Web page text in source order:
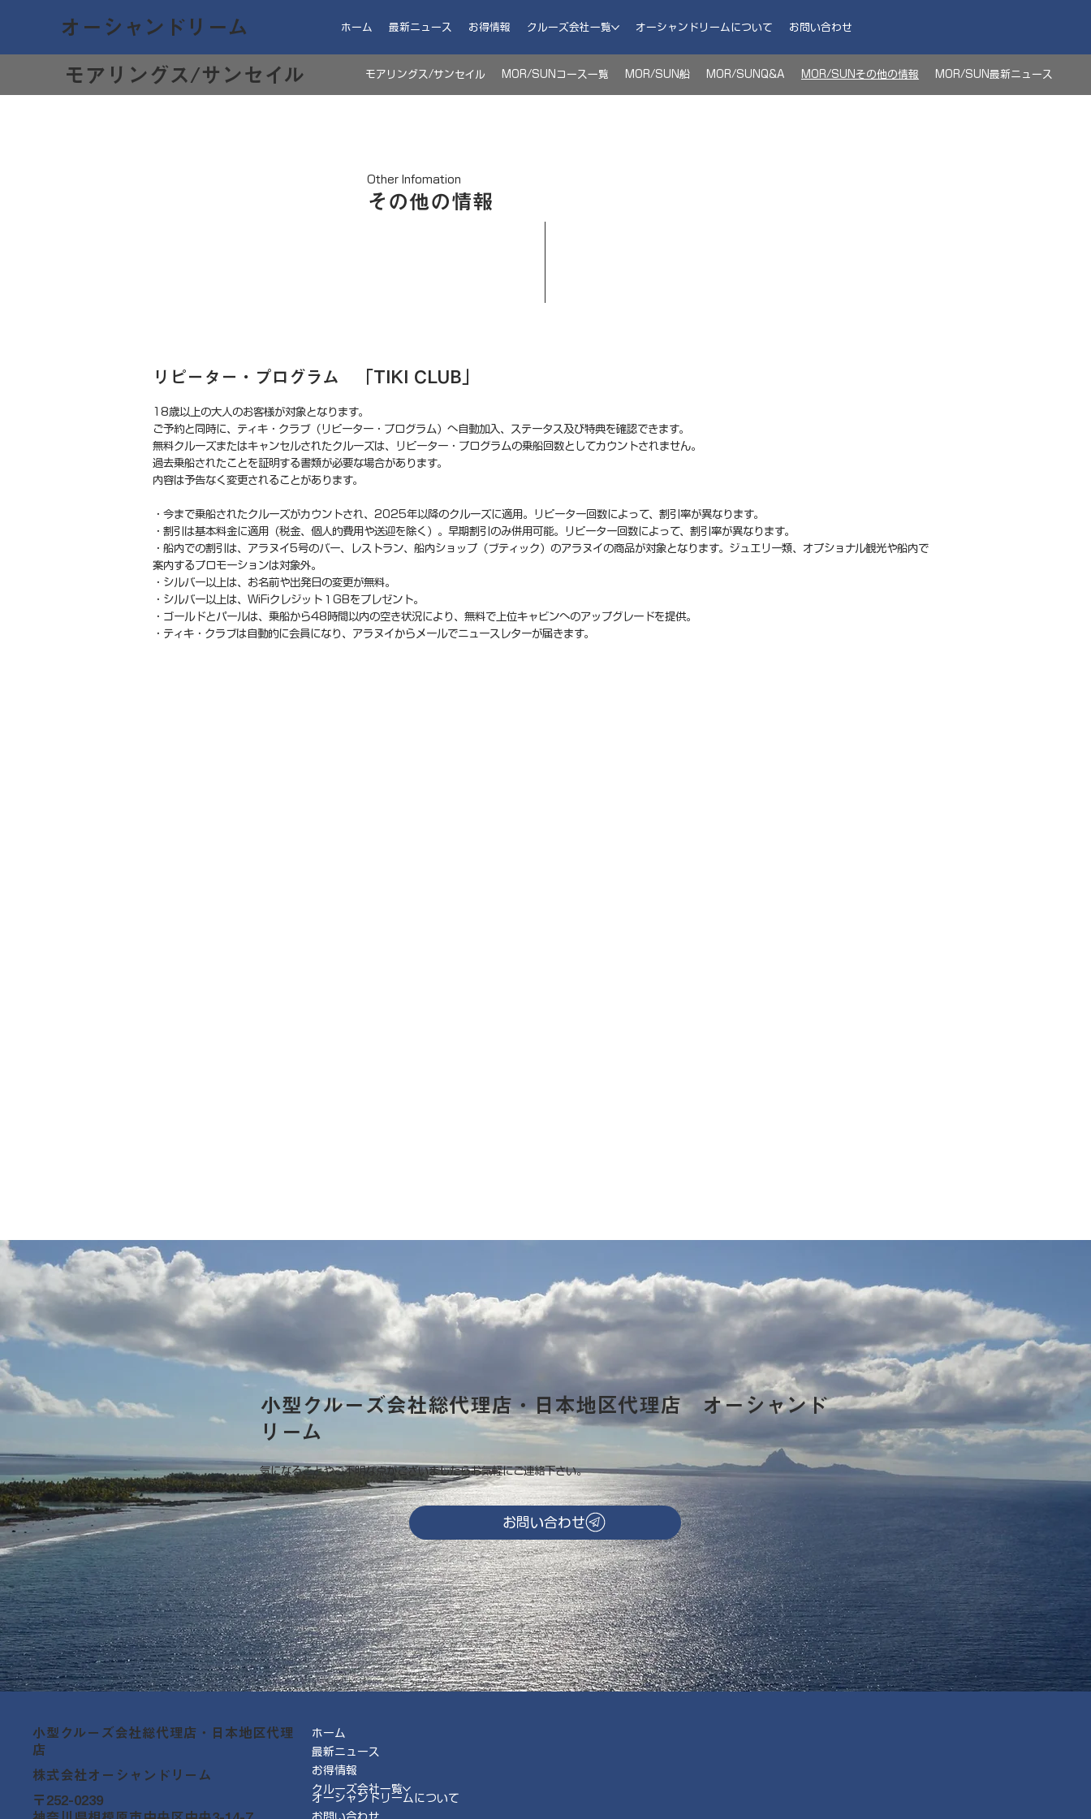
オーシャンドリーム ホーム 最新ニュース お得情報 クルーズ会社一覧 オーシャンドリームについて お問い合わせ
モアリングス/サンセイル モアリングス/サンセイル MOR/SUNコース一覧 MOR/SUN船 MOR/SUNQ&A MOR/SUNその他の情報 MOR/SUN最新ニュース
Other Infomation
その他の情報
リピーター・プログラム 「TIKI CLUB」
18歳以上の大人のお客様が対象となります。
ご予約と同時に、ティキ・クラブ（リピーター・プログラム）へ自動加入、ステータス及び特典を確認できます。
無料クルーズまたはキャンセルされたクルーズは、リピーター・プログラムの乗船回数としてカウントされません。
過去乗船されたことを証明する書類が必要な場合があります。
内容は予告なく変更されることがあります。
・今まで乗船されたクルーズがカウントされ、2025年以降のクルーズに適用。リピーター回数によって、割引率が異なります。
・割引は基本料金に適用（税金、個人的費用や送迎を除く）。早期割引のみ併用可能。リピーター回数によって、割引率が異なります。
・船内での割引は、アラヌイ5号のバー、レストラン、船内ショップ（ブティック）のアラヌイの商品が対象となります。ジュエリー類、オプショナル観光や船内で
案内するプロモーションは対象外。
・シルバー以上は、お名前や出発日の変更が無料。
・シルバー以上は、WiFiクレジット１GBをプレゼント。
・ゴールドとパールは、乗船から48時間以内の空き状況により、無料で上位キャビンへのアップグレードを提供。
・ティキ・クラブは自動的に会員になり、アラヌイからメールでニュースレターが届きます。
小型クルーズ会社総代理店・日本地区代理店 オーシャンド
リーム
気になることやご不明な点がございましたらお気軽にご連絡下さい。
お問い合わせ
小型クルーズ会社総代理店・日本地区代理
店
株式会社オーシャンドリーム
〒252-0239
ホーム
最新ニュース
お得情報
クルーズ会社一覧
オーシャンドリームについて
お問い合わせ